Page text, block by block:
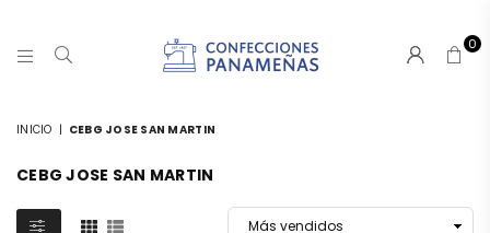
0
INICIO | CEBG JOSE SAN MARTIN
CEBG JOSE SAN MARTIN